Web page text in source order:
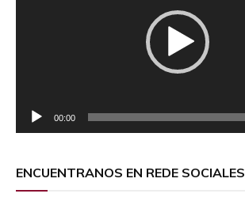
00:00
ENCUENTRANOS EN REDE SOCIALES